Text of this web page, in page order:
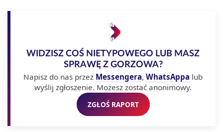
WIDZISZ COŚ NIETYPOWEGO LUB MASZ
SPRAWĘ Z GORZOWA?
Napisz do nas przez Messengera, WhatsAppa lub
wyślij zgłoszenie. Możesz zostać anonimowy.
ZGŁOŚ RAPORT